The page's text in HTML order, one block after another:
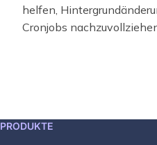
helfen,
Cronjobs
This
PRODUKTE